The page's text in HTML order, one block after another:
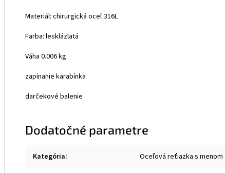
Materiál: chirurgická oceľ 316L
Farba: lesklázlatá
Váha 0.006 kg
zapínanie karabínka
darčekové balenie
Dodatočné parametre
Kategória: Oceľová reťiazka s